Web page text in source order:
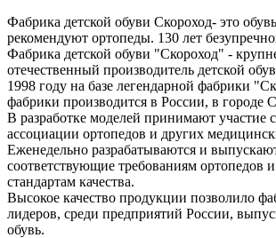
Фабрика детской обуви Скороход- это
рекомендуют ортопеды. 130 лет
Фабрика детской обуви "Скороход" -
отечественный производитель детской
1998 году на базе легендарной фабрики
фабрики производится в России, в городе
В разработке моделей принимают участие
ассоциации ортопедов и других
Еженедельно разрабатываются и
соответствующие требованиям ортопедов
стандартам качества.
Высокое качество продукции позволило
лидеров, среди предприятий России,
обувь.